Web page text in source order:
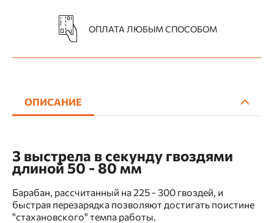
ОПЛАТА ЛЮБЫМ СПОСОБОМ
ОПИСАНИЕ
3 выстрела в секунду гвоздями
длиной 50 - 80 мм
Барабан, рассчитанный на 225 - 300 гвоздей, и
быстрая перезарядка позволяют достигать поистине
"стахановского" темпа работы.